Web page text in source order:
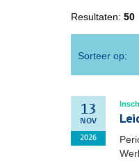
Resultaten: 50
Sorteer op:
13
NOV
2026